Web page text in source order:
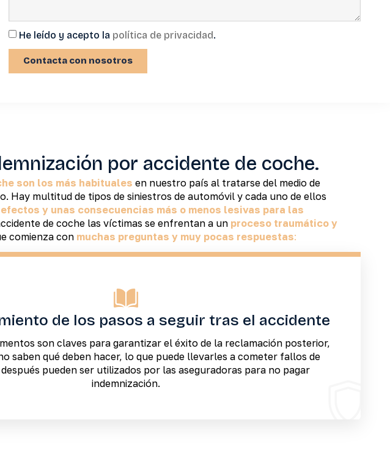
He leído y acepto la política de privacidad.
Contacta con nosotros
por accidente de coche.
son los más habituales en nuestro país al tratarse del medio de
Hay multitud de tipos de siniestros de automóvil y cada uno de ellos
y unas consecuencias más o menos lesivas para las
de coche las víctimas se enfrentan a un proceso traumático y
comienza con muchas preguntas y muy pocas respuestas:
de los pasos a seguir tras el accidente
son claves para garantizar el éxito de la reclamación posterior,
saben qué deben hacer, lo que puede llevarles a cometer fallos de
pueden ser utilizados por las aseguradoras para no pagar
indemnización.